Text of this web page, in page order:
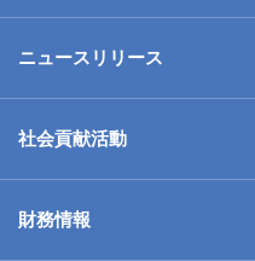
ニュースリリース
社会貢献活動
財務情報